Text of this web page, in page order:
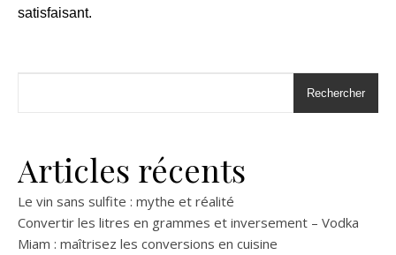
satisfaisant.
Rechercher
Articles récents
Le vin sans sulfite : mythe et réalité
Convertir les litres en grammes et inversement – Vodka
Miam : maîtrisez les conversions en cuisine